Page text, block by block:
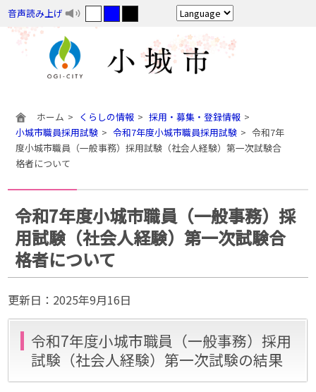
音声読み上げ
ホーム くらしの情報
採用・募集・登録情報
小城市職員採用試験
令和7年度小城市職員採用試験
令和7年
度小城市職員（一般事務）採用試験（社会人経験）第一次試験合
格者について
令和7年度小城市職員（一般事務）採
用試験（社会人経験）第一次試験合
格者について
更新日： 2025年9月16日
令和7年度小城市職員（一般事務）採用
試験（社会人経験）第一次試験の結果